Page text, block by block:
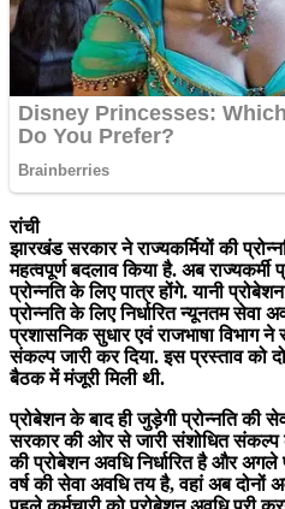
रांची
झारखंड सरकार ने राज्यकर्मियों की
महत्वपूर्ण बदलाव किया है. अब राज्यकर्मी
प्रोन्नति के लिए पात्र होंगे. यानी
प्रोन्नति के लिए निर्धारित न्यूनतम सेवा
प्रशासनिक सुधार एवं राजभाषा विभाग
संकल्प जारी कर दिया. इस प्रस्ताव को
बैठक में मंजूरी मिली थी.
प्रोबेशन के बाद ही जुड़ेगी प्रोन्नति की
सरकार की ओर से जारी संशोधित संकल्प
की प्रोबेशन अवधि निर्धारित है और अगले
वर्ष की सेवा अवधि तय है, वहां अब दोनों